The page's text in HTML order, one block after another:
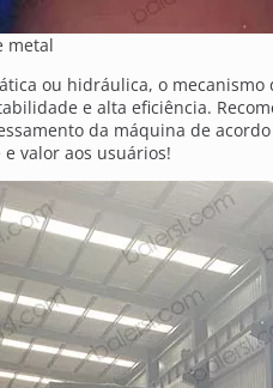
metal
ou hidráulica, o
e alta eficiência.
da máquina de
valor aos usuários!